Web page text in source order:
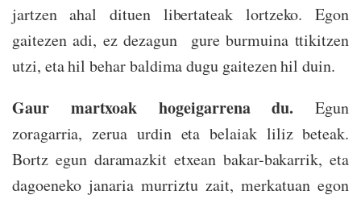
jartzen ahal dituen libertateak lortzeko. Egon
gaitezen adi, ez dezagun gure burmuina ttikitzen
utzi, eta hil behar baldima dugu gaitezen hil duin.
Gaur martxoak hogeigarrena du. Egun
zoragarria, zerua urdin eta belaiak liliz beteak.
Bortz egun daramazkit etxean bakar-bakarrik, eta
dagoeneko janaria murriztu zait, merkatuan egon